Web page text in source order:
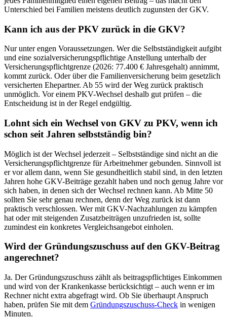
Unterschied bei Familien meistens deutlich zugunsten der GKV.
Kann ich aus der PKV zurück in die GKV?
Nur unter engen Voraussetzungen. Wer die Selbstständigkeit aufgibt
und eine sozialversicherungspflichtige Anstellung unterhalb der
Versicherungspflichtgrenze (2026: 77.400 € Jahresgehalt) annimmt,
kommt zurück. Oder über die Familienversicherung beim gesetzlich
versicherten Ehepartner. Ab 55 wird der Weg zurück praktisch
unmöglich. Vor einem PKV-Wechsel deshalb gut prüfen – die
Entscheidung ist in der Regel endgültig.
Lohnt sich ein Wechsel von GKV zu PKV, wenn ich
schon seit Jahren selbstständig bin?
Möglich ist der Wechsel jederzeit – Selbstständige sind nicht an die
Versicherungspflichtgrenze für Arbeitnehmer gebunden. Sinnvoll ist
er vor allem dann, wenn Sie gesundheitlich stabil sind, in den letzten
Jahren hohe GKV-Beiträge gezahlt haben und noch genug Jahre vor
sich haben, in denen sich der Wechsel rechnen kann. Ab Mitte 50
sollten Sie sehr genau rechnen, denn der Weg zurück ist dann
praktisch verschlossen. Wer mit GKV-Nachzahlungen zu kämpfen
hat oder mit steigenden Zusatzbeiträgen unzufrieden ist, sollte
zumindest ein konkretes Vergleichsangebot einholen.
Wird der Gründungszuschuss auf den GKV-Beitrag
angerechnet?
Ja. Der Gründungszuschuss zählt als beitragspflichtiges Einkommen
und wird von der Krankenkasse berücksichtigt – auch wenn er im
Rechner nicht extra abgefragt wird. Ob Sie überhaupt Anspruch
haben, prüfen Sie mit dem Gründungszuschuss-Check in wenigen
Minuten.